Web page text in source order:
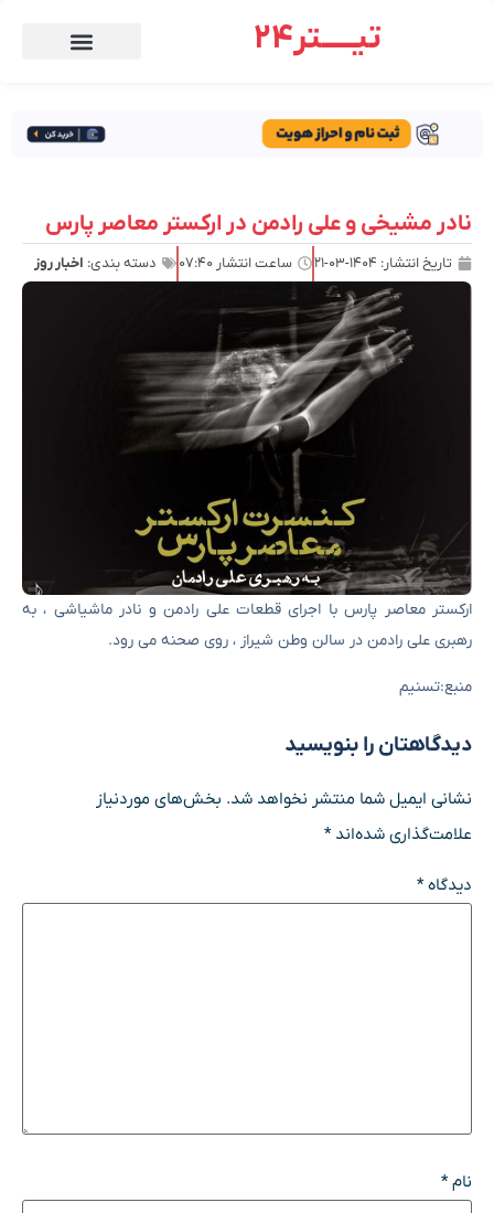
تیـــــتر24
نادر مشیخی و علی رادمن در ارکستر معاصر پارس
تاریخ انتشار: ۱۴۰۴-۰۳-۲۱ ساعت انتشار ۰۷:۴۰ دسته بندی: اخبار روز
ارکستر معاصر پارس با اجرای قطعات علی رادمن و نادر ماشیاشی ، به
رهبری علی رادمن در سالن وطن شیراز ، روی صحنه می رود.
منبع:تسنیم
دیدگاهتان را بنویسید
نشانی ایمیل شما منتشر نخواهد شد. بخش‌های موردنیاز
علامت‌گذاری شده‌اند*
دیدگاه*
نام*